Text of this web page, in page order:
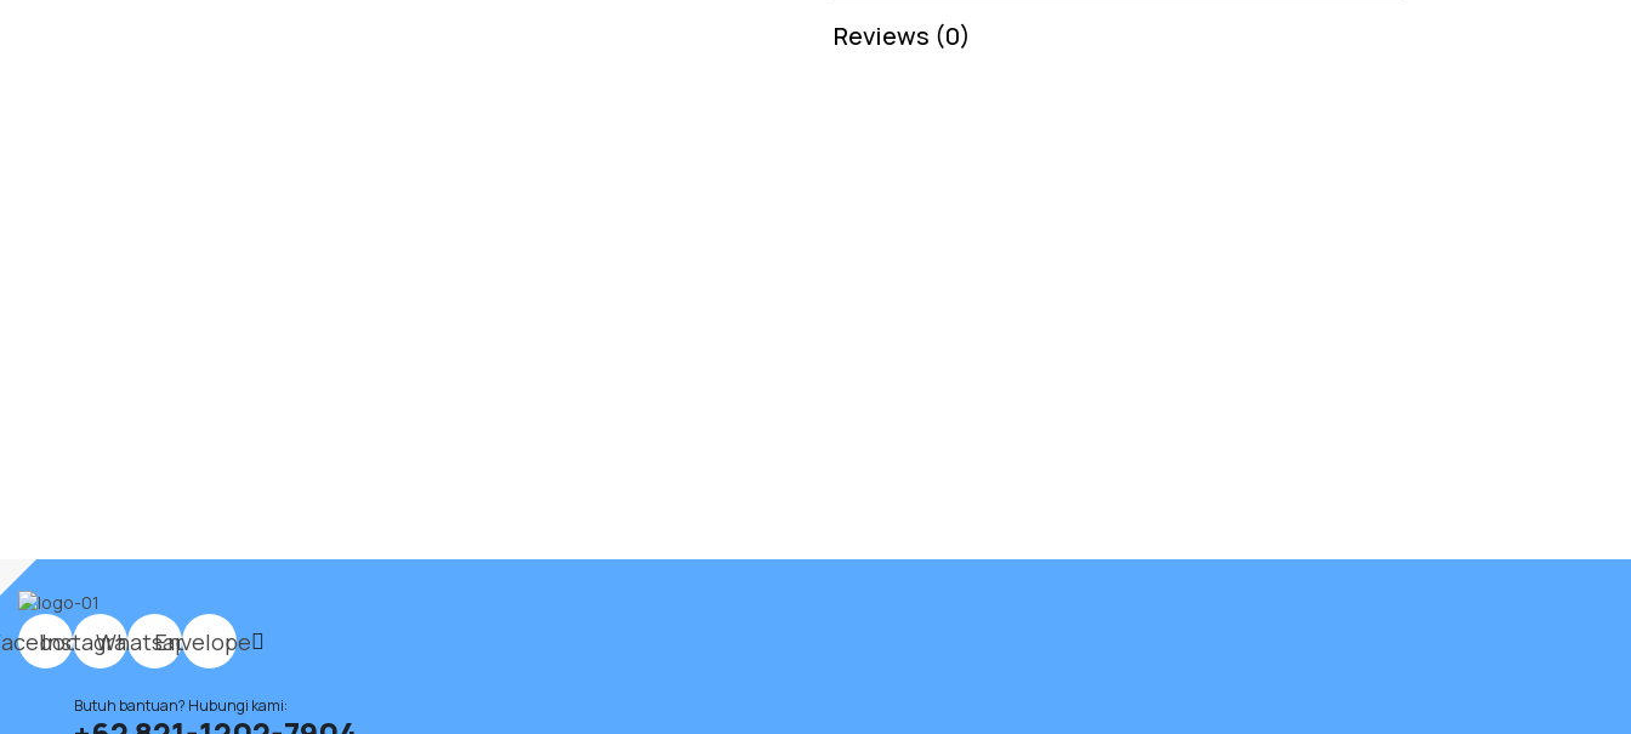
Reviews (0)
Sodium Nitrate
InstagramWhatsappEnvelope
Butuh bantuan? Hubungi kami: